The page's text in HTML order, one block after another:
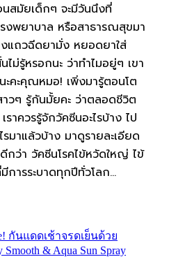
สมัยเด็กๆ จะมีวันนึงที่
รงพยาบาล หรือสาธารณสุขมา
แถวฉีดยามั่ง หยอดยาใส่
ม่รู้หรอกนะ ว่าทำไมอยู่ๆ เขา
ะคะคุณหมอ! เพิ่งมารู้ตอนโต
าวๆ รู้กันมั้ยคะ ว่าตลอดชีวิต
าควรรู้จักวัคซีนอะไรบ้าง ไป
มาแล้วบ้าง มาดูรายละเอียด
กว่า วัคซีนโรคไข้หวัดใหญ่ ไข้
ารระบาดทุกปีทั่วโลก…
กันแดดเช้าจรดเย็นด้วย
Smooth & Aqua Sun Spray